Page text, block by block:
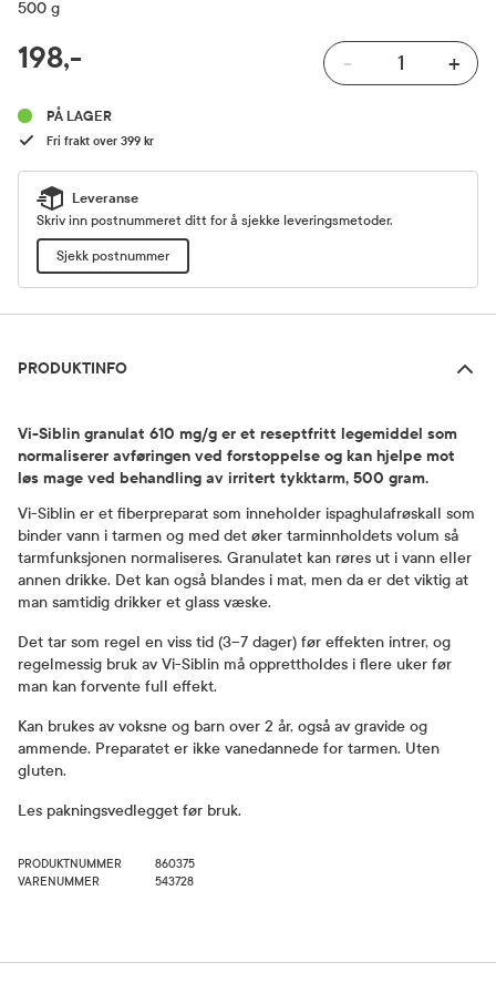
500 g
RABATTPROSENT
198,- - +
PÅ LAGER
Fri frakt over 399 kr
Leveranse
Skriv inn postnummeret ditt for å sjekke leveringsmetoder.
Sjekk postnummer
PRODUKTINFO
Vi-Siblin granulat 610 mg/g er et reseptfritt legemiddel som
normaliserer avføringen ved forstoppelse og kan hjelpe mot
løs mage ved behandling av irritert tykktarm, 500 gram.
Vi-Siblin er et fiberpreparat som inneholder ispaghulafrøskall som
binder vann i tarmen og med det øker tarminnholdets volum så
tarmfunksjonen normaliseres. Granulatet kan røres ut i vann eller
annen drikke. Det kan også blandes i mat, men da er det viktig at
man samtidig drikker et glass væske.
Det tar som regel en viss tid (3–7 dager) før effekten intrer, og
regelmessig bruk av Vi-Siblin må opprettholdes i flere uker før
man kan forvente full effekt.
Kan brukes av voksne og barn over 2 år, også av gravide og
ammende. Preparatet er ikke vanedannede for tarmen. Uten
gluten.
Les pakningsvedlegget før bruk.
PRODUKTNUMMER
860375
VARENUMMER
543728